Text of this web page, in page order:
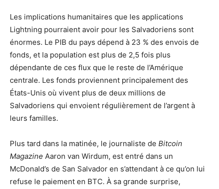
Les implications humanitaires que les applications
Lightning pourraient avoir pour les Salvadoriens sont
énormes. Le PIB du pays dépend à 23 % des envois de
fonds, et la population est plus de 2,5 fois plus
dépendante de ces flux que le reste de l’Amérique
centrale. Les fonds proviennent principalement des
États-Unis où vivent plus de deux millions de
Salvadoriens qui envoient régulièrement de l’argent à
leurs familles.
Plus tard dans la matinée, le journaliste de Bitcoin
Magazine Aaron van Wirdum, est entré dans un
McDonald’s de San Salvador en s’attendant à ce qu’on lui
refuse le paiement en BTC. À sa grande surprise,